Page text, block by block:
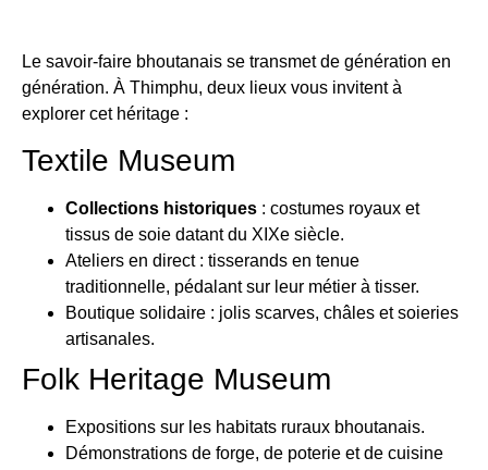
Le savoir-faire bhoutanais se transmet de génération en
génération. À Thimphu, deux lieux vous invitent à
explorer cet héritage :
Textile Museum
Collections historiques : costumes royaux et
tissus de soie datant du XIXe siècle.
Ateliers en direct : tisserands en tenue
traditionnelle, pédalant sur leur métier à tisser.
Boutique solidaire : jolis scarves, châles et soieries
artisanales.
Folk Heritage Museum
Expositions sur les habitats ruraux bhoutanais.
Démonstrations de forge, de poterie et de cuisine